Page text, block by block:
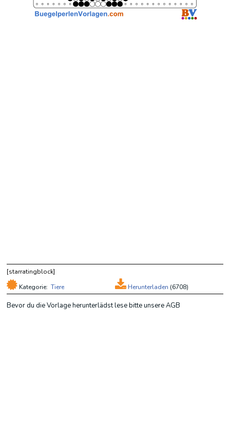
[starratingblock]
Herunterladen (6708)
Kategorie: Tiere
Bevor du die Vorlage herunterlädst lese bitte unsere AGB